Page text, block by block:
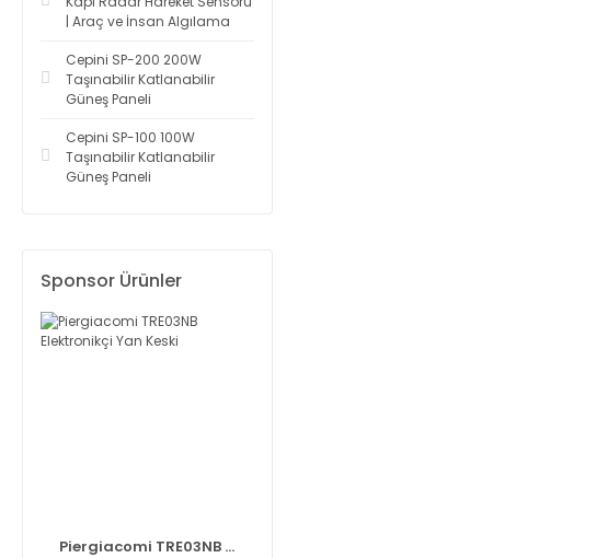
| Araç ve İnsan Algılama
Cepini SP-200 200W
Taşınabilir Katlanabilir
Güneş Paneli
Cepini SP-100 100W
Taşınabilir Katlanabilir
Güneş Paneli
Sponsor Ürünler
Piergiacomi TRE03NB ...